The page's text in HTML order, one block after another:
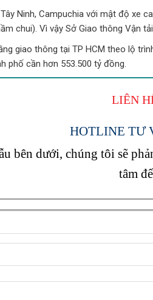
Ninh, Campuchia với mật độ xe
chui). Vì vậy Sở Giao thông Vận
giao thông tại TP HCM theo lộ
phố cần hơn 553.500 tỷ đồng.
LIÊN
HOTLINE TƯ
bên dưới, chúng tôi sẽ
tâm